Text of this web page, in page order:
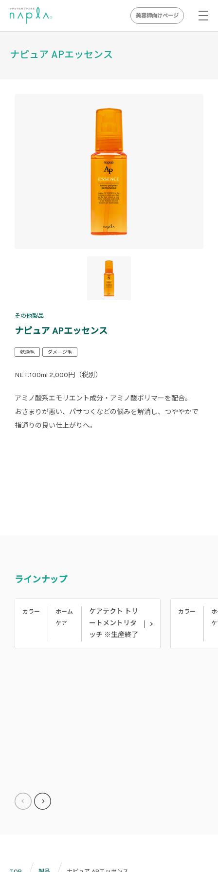
美容師向けページ
ナピュア APエッセンス
その他製品
ナピュア APエッセンス
乾燥毛 ダメージ毛
NET.100ml 2,000円（税別）
アミノ酸系エモリエント成分・アミノ酸ポリマーを配合。
おさまりが悪い、パサつくなどの悩みを解消し、つややかで
指通りの良い仕上がりへ。
ラインナップ
カラー
ホーム
ケア
ケアテクト トリ
ートメントリタ
ッチ ※生産終了
カラー